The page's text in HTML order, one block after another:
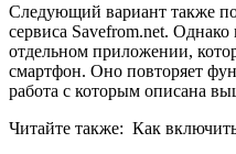
Следующий вариант также
сервиса Savefrom.net.
отдельном приложении,
смартфон. Оно повторяет
работа с которым описана
Читайте также: Как